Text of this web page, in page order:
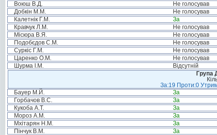
Воюш В.Д.
Не голосував
Добкін М.М.
Не голосував
Калетнік Г.М.
За
Кравчук Л.М.
Не голосував
Місюра В.Я.
Не голосував
Подобєдов С.М.
Не голосував
Суркіс Г.М.
Не голосував
Царенко О.М.
Не голосував
Шурма І.М.
Відсутній
Група
За:19 Проти:0
Бауер М.Й.
За
Горбачов В.С.
За
Кукоба А.Т.
За
Мороз А.М.
За
Мхітарян Н.М.
За
Пінчук В.М.
За